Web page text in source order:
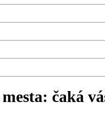
čaká